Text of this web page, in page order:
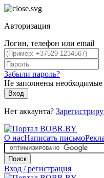
Авторизация
Логин, телефон или email
Забыли пароль?
Не заполнены необходимые
Вход
Нет аккаунта?
О насНаписать письмо
Поиск
Вход / регистрация